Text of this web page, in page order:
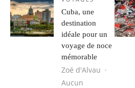
Cuba, une
destination
idéale pour un
voyage de noce
mémorable
Zoé d'Alvau
Aucun